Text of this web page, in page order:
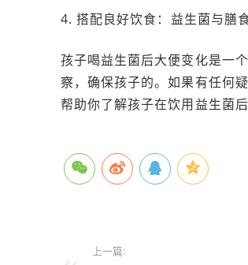
4. 搭配良好饮食：益生菌与膳
孩子喝益生菌后大便变化是一
察，确保孩子的。如果有任何
帮助你了解孩子在饮用益生菌
上一篇: